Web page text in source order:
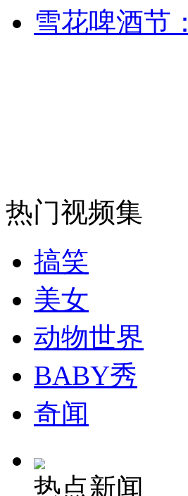
外交部：有关国家言论片面不
纽约上演“枕头大战”
司机酒驾遇交警 急速倒车逃窜
雪花啤酒节
热门视频集
搞笑
美女
动物世界
BABY秀
奇闻
热点新闻